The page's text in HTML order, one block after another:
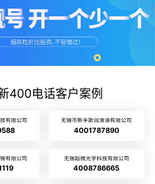
400电话客户案例
有限公司 无锡市新孚斯润滑油有限公司
4001787890
有限公司 无锡超微光学科技有限公司
4008786665